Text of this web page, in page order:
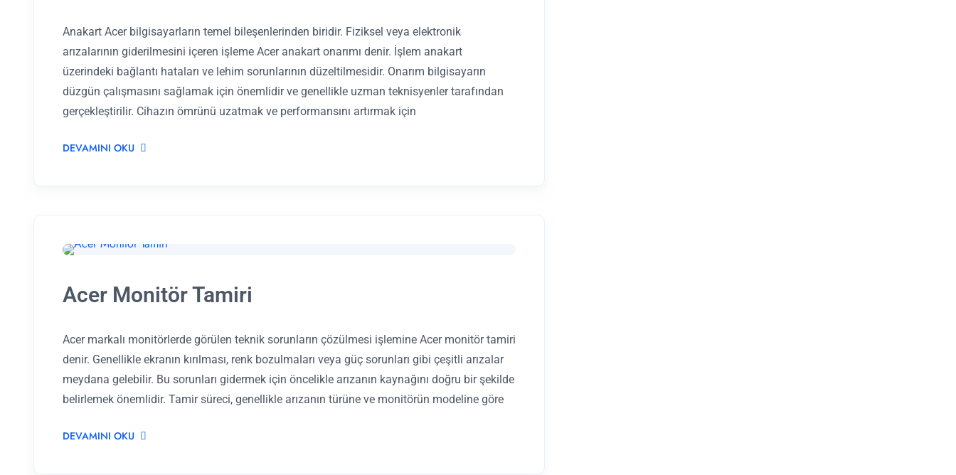
Anakart Acer bilgisayarların temel bileşenlerinden biridir. Fiziksel veya elektronik
arızalarının giderilmesini içeren işleme Acer anakart onarımı denir. İşlem anakart
üzerindeki bağlantı hataları ve lehim sorunlarının düzeltilmesidir. Onarım bilgisayarın
düzgün çalışmasını sağlamak için önemlidir ve genellikle uzman teknisyenler tarafından
gerçekleştirilir. Cihazın ömrünü uzatmak ve performansını artırmak için
DEVAMINI OKU
Acer Monitör Tamiri
Acer markalı monitörlerde görülen teknik sorunların çözülmesi işlemine Acer monitör tamiri
denir. Genellikle ekranın kırılması, renk bozulmaları veya güç sorunları gibi çeşitli arızalar
meydana gelebilir. Bu sorunları gidermek için öncelikle arızanın kaynağını doğru bir şekilde
belirlemek önemlidir. Tamir süreci, genellikle arızanın türüne ve monitörün modeline göre
DEVAMINI OKU